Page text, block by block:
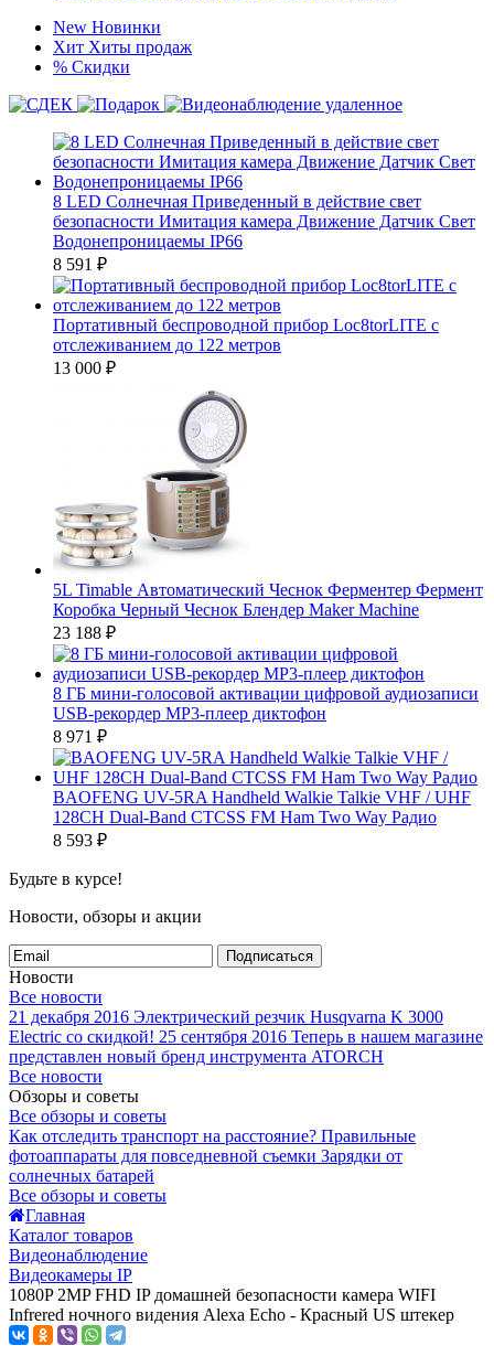
New Новинки
Хит Хиты продаж
% Скидки
8 LED Солнечная Приведенный в действие свет
безопасности Имитация камера Движение Датчик Свет
Водонепроницаемы IP66
8 591 ₽
Портативный беспроводной прибор Loc8torLITE с
отслеживанием до 122 метров
13 000 ₽
5L Timable Автоматический Чеснок Ферментер Фермент
Коробка Черный Чеснок Блендер Maker Machine
23 188 ₽
8 ГБ мини-голосовой активации цифровой аудиозаписи
USB-рекордер MP3-плеер диктофон
8 971 ₽
BAOFENG UV-5RA Handheld Walkie Talkie VHF / UHF
128CH Dual-Band CTCSS FM Ham Two Way Радио
8 593 ₽
Будьте в курсе!
Новости, обзоры и акции
Подписаться
Новости
Все новости
21 декабря 2016 Электрический резчик Husqvarna K 3000
Electric со скидкой! 25 сентября 2016 Теперь в нашем магазине
представлен новый бренд инструмента ATORCH
Все новости
Обзоры и советы
Все обзоры и советы
Как отследить транспорт на расстояние? Правильные
фотоаппараты для повседневной съемки Зарядки от
солнечных батарей
Все обзоры и советы
Главная
Каталог товаров
Видеонаблюдение
Видеокамеры IP
1080P 2MP FHD IP домашней безопасности камера WIFI
Infrered ночного видения Alexa Echo - Красный US штекер